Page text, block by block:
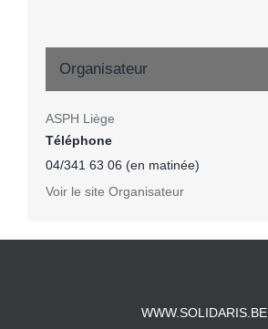
Organisateur
ASPH Liège
Téléphone
04/341 63 06 (en matinée)
Voir le site Organisateur
WWW.SOLIDARIS.BE